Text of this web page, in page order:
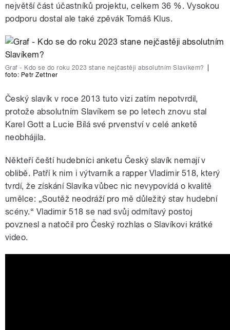
největší část účastníků projektu, celkem 36 %. Vysokou
podporu dostal ale také zpěvák Tomáš Klus.
Graf - Kdo se do roku 2023 stane nejčastěji absolutním Slavíkem?
foto: Petr Zettner
Český slavík v roce 2013 tuto vizi zatím nepotvrdil,
protože absolutním Slavíkem se po letech znovu stal
Karel Gott a Lucie Bílá své prvenství v celé anketě
neobhájila.
Někteří čeští hudebníci anketu Český slavík nemají v
oblibě. Patří k nim i výtvarník a rapper Vladimir 518, který
tvrdí, že získání Slavíka vůbec nic nevypovídá o kvalitě
umělce: „Soutěž neodráží pro mě důležitý stav hudební
scény.“ Vladimir 518 se nad svůj odmítavý postoj
povznesl a natočil pro Český rozhlas o Slavíkovi krátké
video.